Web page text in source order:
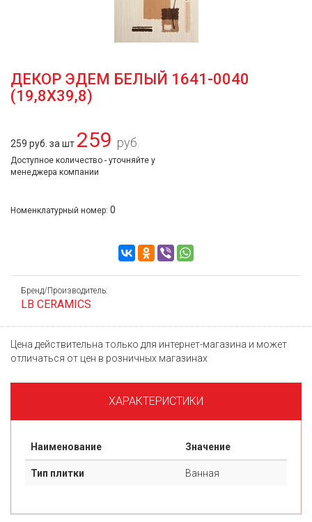
ДЕКОР ЭДЕМ БЕЛЫЙ 1641-0040
(19,8Х39,8)
259 руб. за шт 259 руб.
Доступное количество - уточняйте у
менеджера компании
Номенклатурный номер: 0
Бренд/Производитель:
LB CERAMICS
Цена действительна только для интернет-магазина и может
отличаться от цен в розничных магазинах
ХАРАКТЕРИСТИКИ
Наименование Значение
Тип плитки Ванная